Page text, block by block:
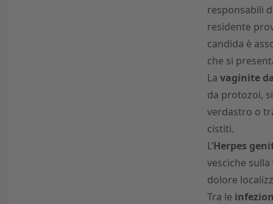
responsabili
residente
candida è
che si
La vaginite
da protozoi,
verdastro o
cistiti.
L’Herpes
vesciche
dolore
Tra le